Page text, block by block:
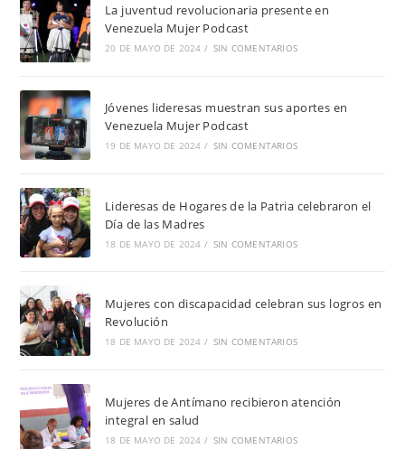
La juventud revolucionaria presente en
Venezuela Mujer Podcast
20 DE MAYO DE 2024 / SIN COMENTARIOS
Jóvenes lideresas muestran sus aportes en
Venezuela Mujer Podcast
19 DE MAYO DE 2024 / SIN COMENTARIOS
Lideresas de Hogares de la Patria celebraron el
Día de las Madres
18 DE MAYO DE 2024 / SIN COMENTARIOS
Mujeres con discapacidad celebran sus logros en
Revolución
18 DE MAYO DE 2024 / SIN COMENTARIOS
Mujeres de Antímano recibieron atención
integral en salud
18 DE MAYO DE 2024 / SIN COMENTARIOS